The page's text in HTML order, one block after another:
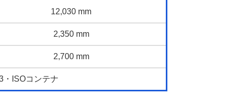
12,030 mm
2,350 mm
2,700 mm
・ISOコンテナ